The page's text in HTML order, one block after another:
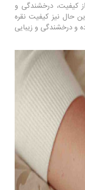
کیفیت، درخشندگی و
حال نیز کیفیت نقره
و درخشندگی و زیبایی